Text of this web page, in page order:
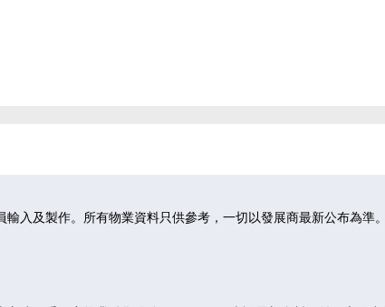
輸入及製作。所有物業資料只供參考，一切以發展商最新公布為準